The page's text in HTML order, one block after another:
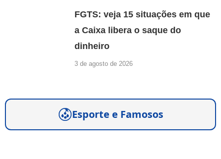
FGTS: veja 15 situações em que
a Caixa libera o saque do
dinheiro
3 de agosto de 2026
Esporte e Famosos